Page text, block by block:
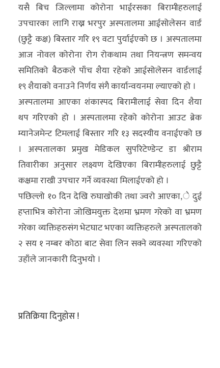
खेलकुद
रोचक
अन्य
क्लिक
खबर
विशेष
राशिफल
फोटो
ग्यालरी
भिडियो
यसै बिच जिल्लामा कोरोना भाईरसका बिरामीहरुलाई
उपचारका लागि राख्न भरपुर अस्पतालमा आईसोलेसन वार्ड
(छुट्टै कक्ष) बिस्तार गरि १९ वटा पुर्याईएको छ । अस्पतालमा
आज नोवल कोरोना रोग रोकथाम तथा नियन्त्रण समन्वय
समितिको बैठकले पाँच शैया रहेको आईसोलेसन वार्डलाई
१९ शैयाको वनाउने निर्णय संगै कार्यान्वयनमा ल्याएको हो ।
अस्पतालमा आएका शंकास्पद बिरामीलाई सेवा दिन शैया
थप गरिएको हो । अस्पतालमा रहेको कोरोना आउट ब्रेक
म्यानेजमेन्ट टिमलाई बिस्तार गरि १३ सदस्यीय वनाईएको छ
। अस्पतालका प्रमुख मेडिकल सुपरिटेण्डेन्ट डा श्रीराम
तिवारीका अनुसार लक्ष्यण देखिएका बिरामीहरुलाई छुट्टै
कक्षमा राखी उपचार गर्ने व्यवस्था मिलाईएको हो ।
पछिल्लो १० दिन देखि रुघाखोकी तथा ज्वरो आएका,े दुई
हप्ताभित्र कोरोना जोखिमयुक्त देशमा भ्रमण गरेको वा भ्रमण
गरेका व्यक्तिहरुसंग भेटघाट भएका व्यक्तिहरुले अस्पतालको
२ सय १ नम्बर कोठा बाट सेवा लिन सक्ने व्यवस्था गरिएको
उहाँले जानकारी दिनुभयो ।
प्रतिक्रिया दिनुहोस !